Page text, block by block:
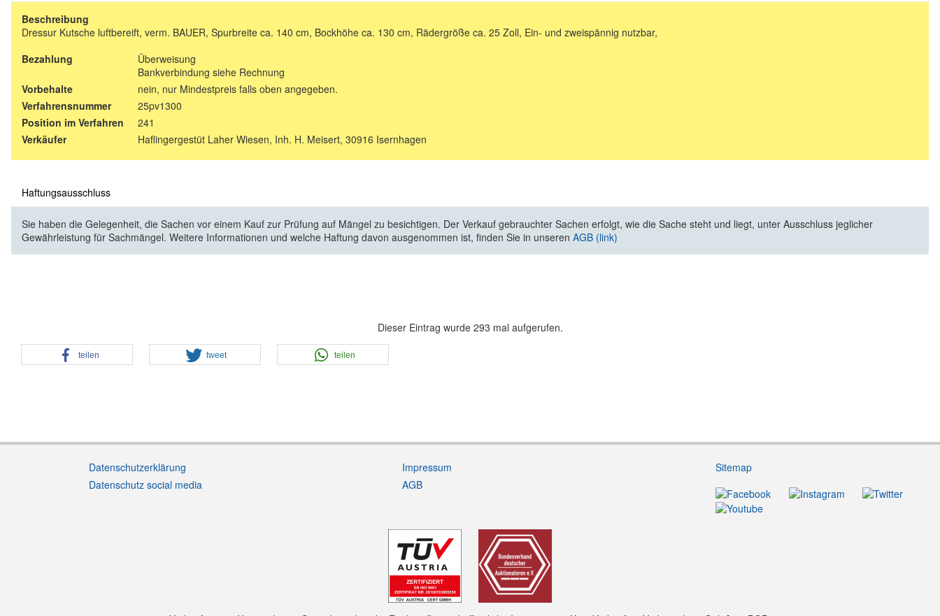
Beschreibung
Dressur Kutsche luftbereift, verm. BAUER, Spurbreite ca. 140 cm, Bockhöhe ca. 130 cm, Rädergröße ca. 25 Zoll, Ein- und zweispännig nutzbar,
Bezahlung
Überweisung
Bankverbindung siehe Rechnung
Vorbehalte
nein, nur Mindestpreis falls oben angegeben.
Verfahrensnummer
25pv1300
Position im Verfahren
241
Verkäufer
Haflingergestüt Laher Wiesen, Inh. H. Meisert, 30916 Isernhagen
Haftungsausschluss
Sie haben die Gelegenheit, die Sachen vor einem Kauf zur Prüfung auf Mängel zu besichtigen. Der Verkauf gebrauchter Sachen erfolgt, wie die Sache steht und liegt, unter Ausschluss jeglicher
Gewährleistung für Sachmängel. Weitere Informationen und welche Haftung davon ausgenommen ist, finden Sie in unseren AGB (link)
Dieser Eintrag wurde 293 mal aufgerufen.
teilen tweet teilen
Datenschutzerklärung
Datenschutz social media
Impressum
AGB
Sitemap